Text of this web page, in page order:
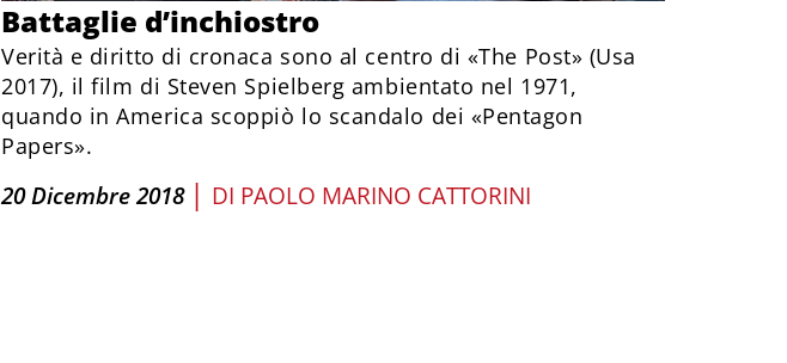
Battaglie d’inchiostro
Verità e diritto di cronaca sono al centro di «The Post» (Usa
2017), il film di Steven Spielberg ambientato nel 1971,
quando in America scoppiò lo scandalo dei «Pentagon
Papers».
20 Dicembre 2018 | DI PAOLO MARINO CATTORINI